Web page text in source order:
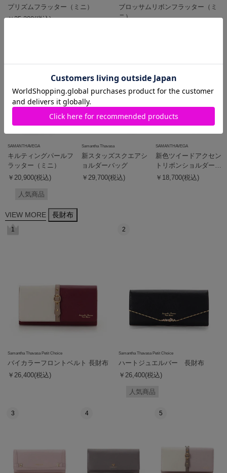
プリズムフラッター（ミニ）
￥25,300(税込)
ブロッサムリボンフラッター（ミ
ニ）
3
SAMANTHAVEGA
キルティングパールフ
ラッター（ミニ）
￥20,900(税込)
人気商品
4
Samantha Thavasa
新スタッズスクエアシ
ョルダーバッグ
￥29,700(税込)
5
SAMANTHAVEGA
新色ツイードアクセン
トリボンショルダーバ
ッグ
￥18,700(税込)
VIEW MORE 長財布
1
Samantha Thavasa Petit Choice
バイカラーフロントベルト 長財布
￥26,400(税込)
2
Samantha Thavasa Petit Choice
ハートジュエルバー 長財布
￥26,400(税込)
人気商品
3 4 5